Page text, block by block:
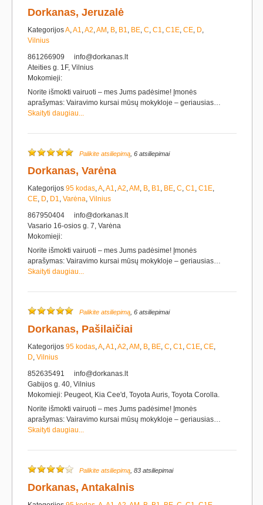
Dorkanas, Jeruzalė
KategorijosA,A1,A2,AM , B, B1, BE, C, C1, C1E, CE, D,
Vilnius
861266909
info@dorkanas.lt
Ateities g. 1F, Vilnius
Mokomieji:
Norite išmokti vairuoti – mes Jums padėsime! Įmonės
aprašymas: Vairavimo kursai mūsų mokykloje – geriausias…
Skaityti daugiau...
Palikite atsiliepimą , 6 atsiliepimai
Dorkanas, Varėna
Kategorijos 95 kodas,A,A1,A2,AM , B, B1, BE, C, C1, C1E,
CE, D, D1, Varėna, Vilnius
867950404
info@dorkanas.lt
Vasario 16-osios g. 7, Varėna
Mokomieji:
Norite išmokti vairuoti – mes Jums padėsime! Įmonės
aprašymas: Vairavimo kursai mūsų mokykloje – geriausias…
Skaityti daugiau...
Palikite atsiliepimą , 6 atsiliepimai
Dorkanas, Pašilaičiai
Kategorijos 95 kodas,A,A1,A2,AM , B, BE, C, C1, C1E, CE,
D, Vilnius
852635491
info@dorkanas.lt
Gabijos g. 40, Vilnius
Mokomieji: Peugeot, Kia Cee'd, Toyota Auris, Toyota Corolla.
Norite išmokti vairuoti – mes Jums padėsime! Įmonės
aprašymas: Vairavimo kursai mūsų mokykloje – geriausias…
Skaityti daugiau...
Palikite atsiliepimą , 83 atsiliepimai
Dorkanas, Antakalnis